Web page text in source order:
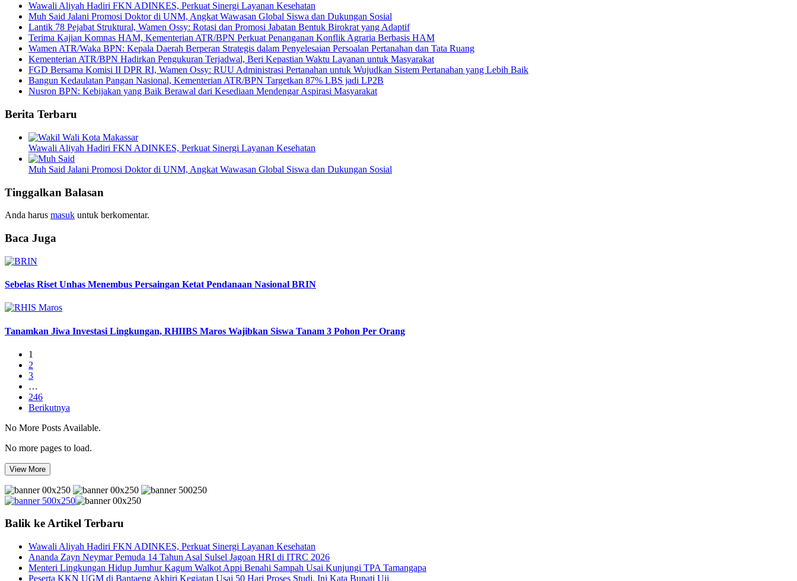
Wawali Aliyah Hadiri FKN ADINKES, Perkuat Sinergi Layanan Kesehatan
Muh Said Jalani Promosi Doktor di UNM, Angkat Wawasan Global Siswa dan Dukungan Sosial
Lantik 78 Pejabat Struktural, Wamen Ossy: Rotasi dan Promosi Jabatan Bentuk Birokrat yang Adaptif
Terima Kajian Komnas HAM, Kementerian ATR/BPN Perkuat Penanganan Konflik Agraria Berbasis HAM
Wamen ATR/Waka BPN: Kepala Daerah Berperan Strategis dalam Penyelesaian Persoalan Pertanahan dan Tata Ruang
Kementerian ATR/BPN Hadirkan Pengukuran Terjadwal, Beri Kepastian Waktu Layanan untuk Masyarakat
FGD Bersama Komisi II DPR RI, Wamen Ossy: RUU Administrasi Pertanahan untuk Wujudkan Sistem Pertanahan yang Lebih Baik
Bangun Kedaulatan Pangan Nasional, Kementerian ATR/BPN Targetkan 87% LBS jadi LP2B
Nusron BPN: Kebijakan yang Baik Berawal dari Kesediaan Mendengar Aspirasi Masyarakat
Berita Terbaru
Wawali Aliyah Hadiri FKN ADINKES, Perkuat Sinergi Layanan Kesehatan
Muh Said Jalani Promosi Doktor di UNM, Angkat Wawasan Global Siswa dan Dukungan Sosial
Tinggalkan Balasan
Anda harus masuk untuk berkomentar.
Baca Juga
Sebelas Riset Unhas Menembus Persaingan Ketat Pendanaan Nasional BRIN
Tanamkan Jiwa Investasi Lingkungan, RHIIBS Maros Wajibkan Siswa Tanam 3 Pohon Per Orang
1
2
3
…
246
Berikutnya
No More Posts Available.
No more pages to load.
View More
Balik ke Artikel Terbaru
Wawali Aliyah Hadiri FKN ADINKES, Perkuat Sinergi Layanan Kesehatan
Ananda Zayn Neymar Pemuda 14 Tahun Asal Sulsel Jagoan HRI di ITRC 2026
Menteri Lingkungan Hidup Jumhur Kagum Walkot Appi Benahi Sampah Usai Kunjungi TPA Tamangapa
Peserta KKN UGM di Bantaeng Akhiri Kegiatan Usai 50 Hari Proses Studi, Ini Kata Bupati Uji